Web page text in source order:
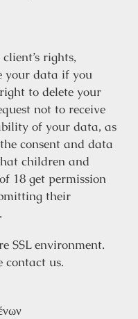
rights,
your data if you
to delete your
not to receive
of your data, as
consent and data
children and
18 get permission
their
SSL environment.
contact us.